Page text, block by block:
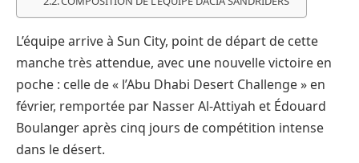
L’équipe arrive à Sun City, point de départ de cette
manche très attendue, avec une nouvelle victoire en
poche : celle de « l’Abu Dhabi Desert Challenge » en
février, remportée par Nasser Al-Attiyah et Édouard
Boulanger après cinq jours de compétition intense
dans le désert.